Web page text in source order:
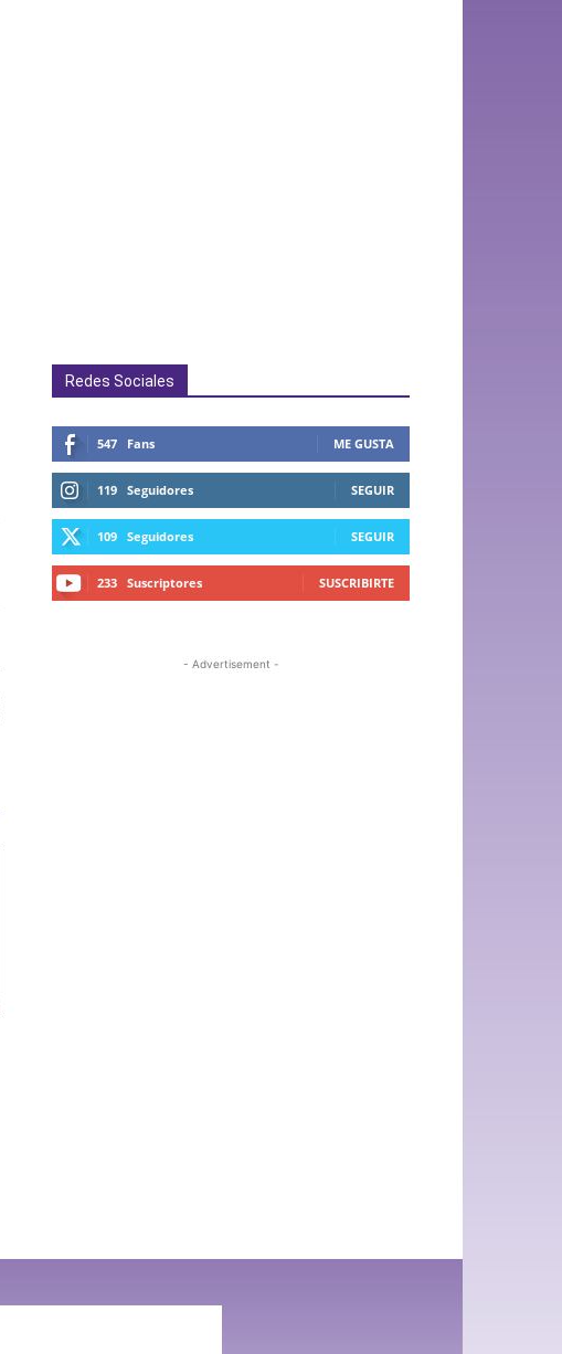
Redes Sociales
547 Fans ME GUSTA
119 Seguidores SEGUIR
109 Seguidores SEGUIR
233 Suscriptores SUSCRIBIRTE
- Advertisement -